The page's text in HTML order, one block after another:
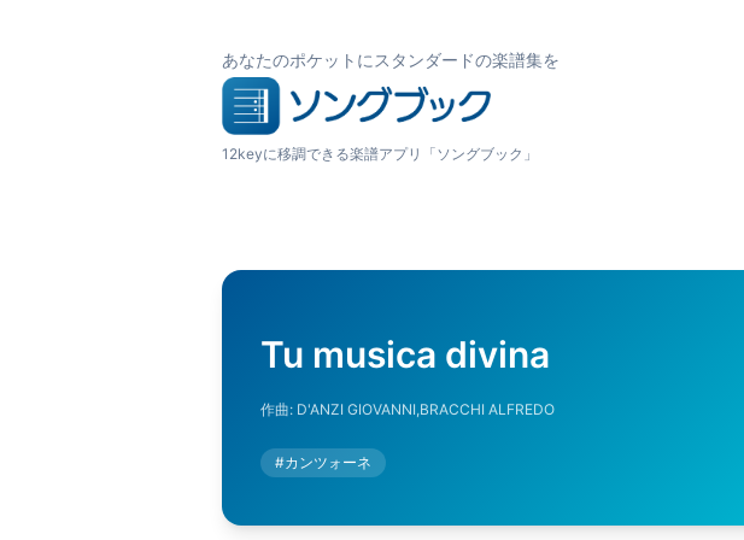
あなたのポケットにスタンダードの楽譜集を
12keyに移調できる楽譜アプリ「ソングブック」
Tu musica divina
作曲: D'ANZI GIOVANNI,BRACCHI ALFREDO
#カンツォーネ